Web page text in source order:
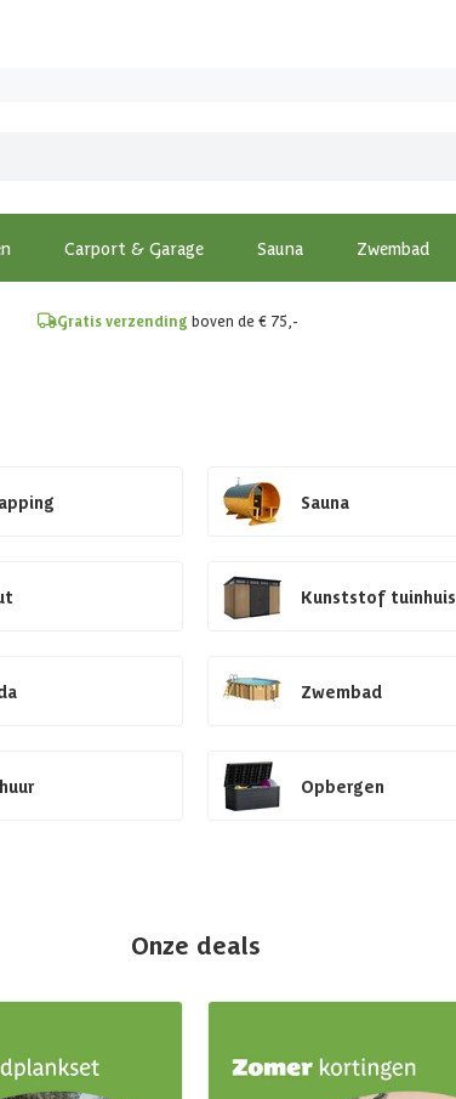
Carport & Garage Sauna Zwembad
Gratis verzending boven de € 75,-
Sauna
Kunststof tuinhuis
Zwembad
Opbergen
Onze deals